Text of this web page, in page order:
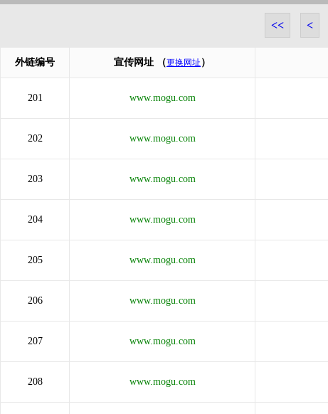
<< <
外链编号 宣传网址 （更换网址 ）
201 www.mogu.com
202 www.mogu.com
203 www.mogu.com
204 www.mogu.com
205 www.mogu.com
206 www.mogu.com
207 www.mogu.com
208 www.mogu.com